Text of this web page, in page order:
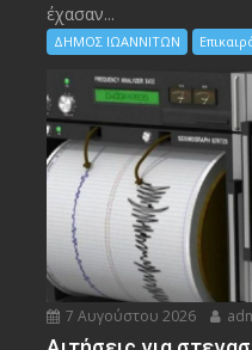
έχασαν...
ΔΗΜΟΣ ΙΩΑΝΝΙΤΩΝ
7 Αυγούστου 2026